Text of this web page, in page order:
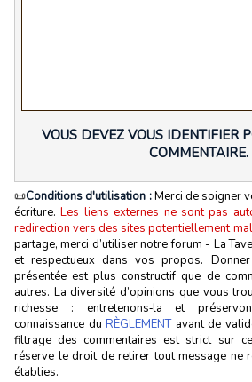
VOUS DEVEZ VOUS IDENTIFIER
COMMENTAIRE.
📜Conditions d'utilisation :Merci de soigner
écriture.Les liens externes ne sont pas
redirection vers des sites potentiellement
partage, merci d’utiliser notre forum - La
et respectueux dans vos propos.
présentée est plus constructif que de
autres. La diversité d’opinions que vous
richesse : entretenons‑la et
connaissance du RÈGLEMENTavant de
filtrage des commentaires est strict sur
réserve le droit de retirer tout message ne
établies.